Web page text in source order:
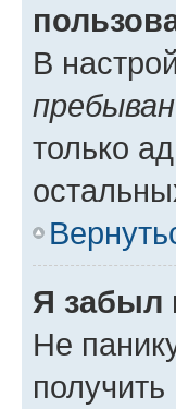
В
только
Я забыл
Не